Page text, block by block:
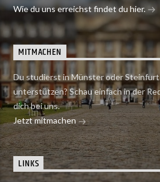
Wie du uns erreichst findet du hier.
MITMACHEN
Du studierst in Münster oder
unterstützen? Schau einfach in der
dich bei uns.
Jetzt mitmachen
LINKS